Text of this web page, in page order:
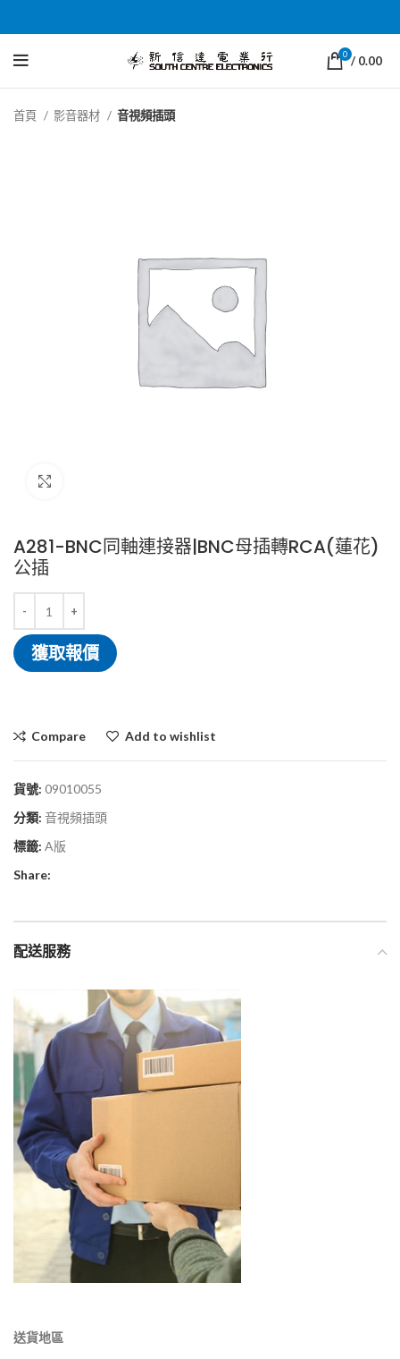
0 / 0.00
首頁 影音器材 音視頻插頭
A281-BNC同軸連接器|BNC母插轉RCA(蓮花)
公插
獲取報價
Compare Add to wishlist
貨號: 09010055
分類: 音視頻插頭
標籤: A版
Share:
配送服務
送貨地區